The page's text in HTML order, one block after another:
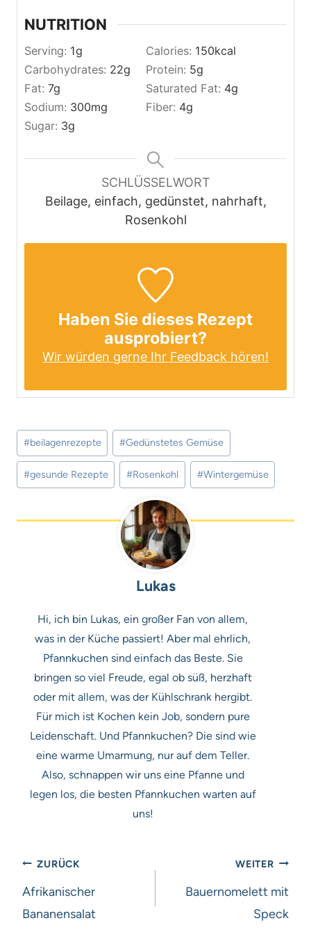
NUTRITION
Serving: 1g Calories: 150kcal
Carbohydrates: 22g Protein: 5g
Fat: 7g Saturated Fat: 4g
Sodium: 300mg Fiber: 4g
Sugar: 3g
SCHLÜSSELWORT
Beilage, einfach, gedünstet, nahrhaft,
Rosenkohl
Haben Sie dieses Rezept
ausprobiert?
Wir würden gerne Ihr Feedback hören!
Schlagworte:
#beilagenrezepte #Gedünstetes Gemüse
#gesunde Rezepte #Rosenkohl #Wintergemüse
Lukas
Hi, ich bin Lukas, ein großer Fan von allem,
was in der Küche passiert! Aber mal ehrlich,
Pfannkuchen sind einfach das Beste. Sie
bringen so viel Freude, egal ob süß, herzhaft
oder mit allem, was der Kühlschrank hergibt.
Für mich ist Kochen kein Job, sondern pure
Leidenschaft. Und Pfannkuchen? Die sind wie
eine warme Umarmung, nur auf dem Teller.
Also, schnappen wir uns eine Pfanne und
legen los, die besten Pfannkuchen warten auf
uns!
Beitragsnavigation
ZURÜCK
Afrikanischer
Bananensalat
WEITER
Bauernomelett mit
Speck